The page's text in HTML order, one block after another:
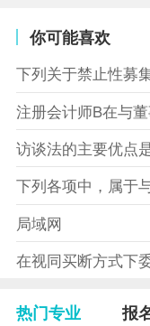
你可能喜欢
下列关于禁止性募
访谈法的主要优点
局域网
热门专业 报